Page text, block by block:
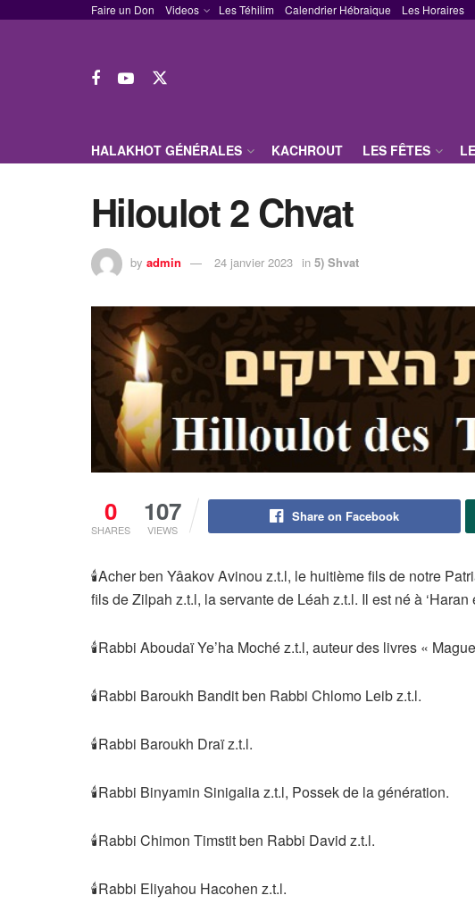
Faire un Don Videos Les Téhilim Calendrier Hébraique Les Horaires
HALAKHOT GÉNÉRALES KACHROUT LES FÊTES
Hiloulot 2 Chvat
by admin 24 janvier 2023 in 5) Shvat
0
SHARES
107
VIEWS
Share on Facebook
🕯Acher ben Yâakov Avinou z.t.l, le huitième fils de notre
fils de Zilpah z.t.l, la servante de Léah z.t.l. Il est né à
🕯Rabbi Aboudaï Ye’ha Moché z.t.l, auteur des livres «
🕯Rabbi Baroukh Bandit ben Rabbi Chlomo Leib z.t.l.
🕯Rabbi Baroukh Draï z.t.l.
🕯Rabbi Binyamin Sinigalia z.t.l, Possek de la génération.
🕯Rabbi Chimon Timstit ben Rabbi David z.t.l.
🕯Rabbi Eliyahou Hacohen z.t.l.